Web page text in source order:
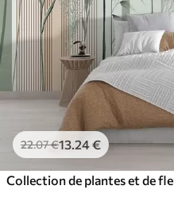
22.07€13 .24€